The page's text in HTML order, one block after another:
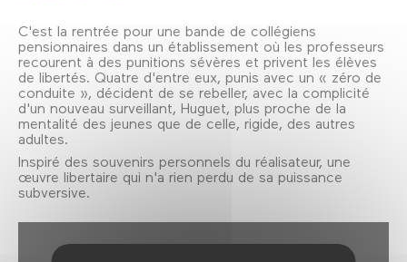
C'est la rentrée pour une bande de collégiens
pensionnaires dans un établissement où les professeurs
recourent à des punitions sévères et privent les élèves
de libertés. Quatre d'entre eux, punis avec un « zéro de
conduite », décident de se rebeller, avec la complicité
d'un nouveau surveillant, Huguet, plus proche de la
mentalité des jeunes que de celle, rigide, des autres
adultes.
Inspiré des souvenirs personnels du réalisateur, une
œuvre libertaire qui n'a rien perdu de sa puissance
subversive.